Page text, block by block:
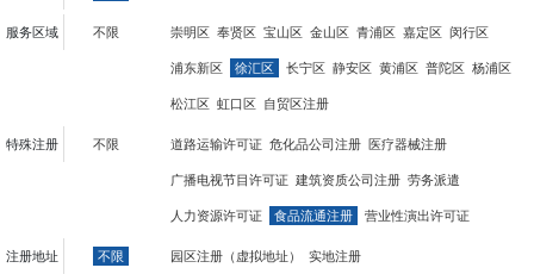
服务区域 不限 崇明区 奉贤区 宝山区 金山区 青浦区 嘉定区 闵行区
浦东新区 徐汇区 长宁区 静安区 黄浦区 普陀区 杨浦区
松江区 虹口区 自贸区注册
特殊注册 不限 道路运输许可证 危化品公司注册 医疗器械注册
广播电视节目许可证 建筑资质公司注册 劳务派遣
人力资源许可证 食品流通注册 营业性演出许可证
注册地址 不限 园区注册（虚拟地址） 实地注册